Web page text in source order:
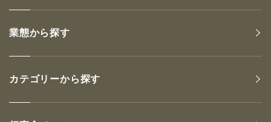
業態から探す
カテゴリーから探す